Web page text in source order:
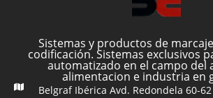
Sistemas y productos de
codificación. Sistemas exclusivos
automatizado en el campo del
alimentacion e industria en
Belgraf Ibérica Avd. Redondela 60-